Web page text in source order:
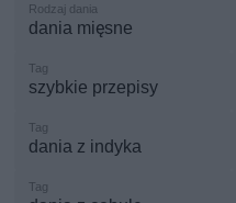
dania mięsne
szybkie przepisy
dania z indyka